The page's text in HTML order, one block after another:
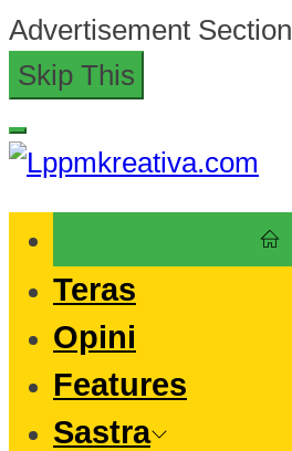
Skip
to
content
Advertisement Section
Skip This
Teras
Opini
Features
Sastra